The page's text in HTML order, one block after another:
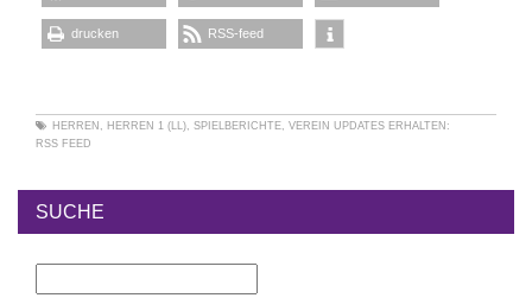
drucken RSS-feed
HERREN , HERREN 1 (LL), SPIELBERICHTE, VEREIN UPDATES ERHALTEN:
RSS FEED
SUCHE